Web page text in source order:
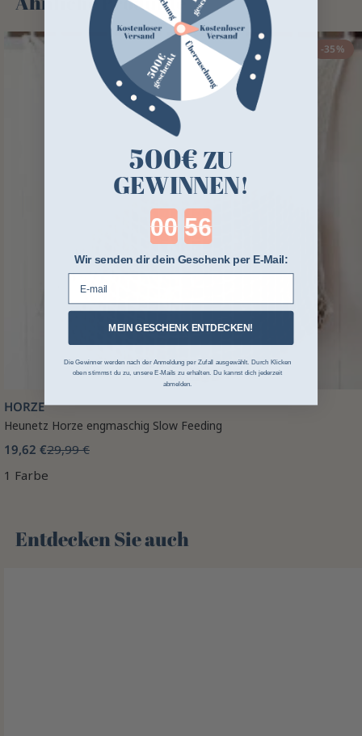
-35%
HORZE
Heunetz Horze engmaschig Slow Feeding
19,62 €29,99 €
1 Farbe
Entdecken Sie auch 🌻
500€ ZU
GEWINNEN!
Countdown ends in:
Wir senden dir dein Geschenk per E-Mail:
MEIN GESCHENK ENTDECKEN!
Die Gewinner werden nach der Anmeldung per Zufall ausgewählt. Durch Klicken
oben stimmst du zu, unsere E-Mails zu erhalten. Du kannst dich jederzeit
abmelden.